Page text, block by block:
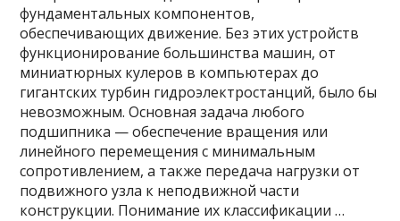
фундаментальных компонентов,
обеспечивающих движение. Без этих устройств
функционирование большинства машин, от
миниатюрных кулеров в компьютерах до
гигантских турбин гидроэлектростанций, было бы
невозможным. Основная задача любого
подшипника — обеспечение вращения или
линейного перемещения с минимальным
сопротивлением, а также передача нагрузки от
подвижного узла к неподвижной части
конструкции. Понимание их классификации …